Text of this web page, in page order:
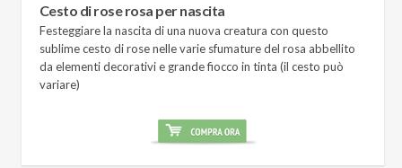
Cesto di rose rosa per nascita
Festeggiare la nascita di una nuova creatura con questo
sublime cesto di rose nelle varie sfumature del rosa abbellito
da elementi decorativi e grande fiocco in tinta (il cesto può
variare)